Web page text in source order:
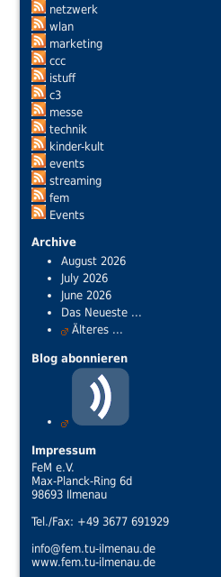
netzwerk
wlan
marketing
ccc
istuff
c3
messe
technik
kinder-kult
events
streaming
fem
Events
Archive
August 2026
July 2026
June 2026
Das Neueste ...
Älteres ...
Blog abonnieren
Impressum
FeM e.V.
Max-Planck-Ring 6d
98693 Ilmenau
Tel./Fax: +49 3677 691929
info@fem.tu-ilmenau.de
www.fem.tu-ilmenau.de